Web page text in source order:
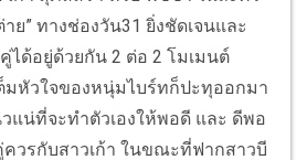
ย” ทางช่องวัน31 ยิ่งชัดเจนและ
ด้อยู่ด้วยกัน 2 ต่อ 2 โมเมนต์
มหัวใจของหนุ่มไบร์ทก็ปะทุออกมา
แน่ที่จะทำตัวเองให้พอดี และ ดีพอ
วรกับสาวเก้า ในขณะที่ฟากสาวบี